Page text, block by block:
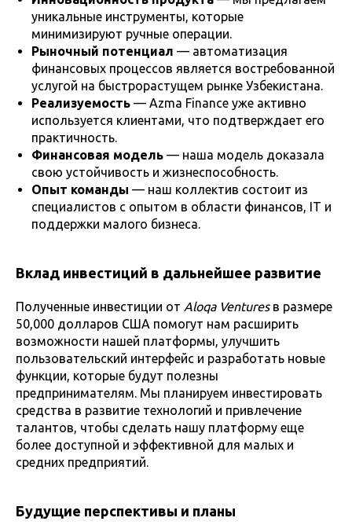
уникальные инструменты, которые
минимизируют ручные операции.
Рыночный потенциал — автоматизация
финансовых процессов является востребованной
услугой на быстрорастущем рынке Узбекистана.
Реализуемость — Azma Finance уже активно
используется клиентами, что подтверждает его
практичность.
Финансовая модель — наша модель доказала
свою устойчивость и жизнеспособность.
Опыт команды — наш коллектив состоит из
специалистов с опытом в области финансов, IT и
поддержки малого бизнеса.
Вклад инвестиций в дальнейшее развитие
Полученные инвестиции от Aloqa Venturesв размере
50,000 долларов США помогут нам расширить
возможности нашей платформы, улучшить
пользовательский интерфейс и разработать новые
функции, которые будут полезны
предпринимателям. Мы планируем инвестировать
средства в развитие технологий и привлечение
талантов, чтобы сделать нашу платформу еще
более доступной и эффективной для малых и
средних предприятий.
Будущие перспективы и планы